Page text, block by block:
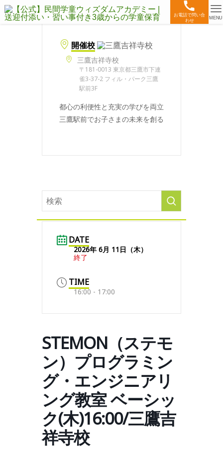
お電話で問い合
わせ
MENU
開催校
三鷹吉祥寺校
〒181-0013 東京都三鷹市下連
雀3-37-2 フィル・パーク三鷹
駅前3F
都心の利便性と充実の学びを両立
三鷹駅前でお子さまの未来を創る
DATE
2026年 6月 11日（木）
終了
TIME
16:00 - 17:00
STEMON（ステモ
ン）プログラミン
グ・エンジニアリ
ング教室 ベーシッ
ク(木)16:00/三鷹吉
祥寺校